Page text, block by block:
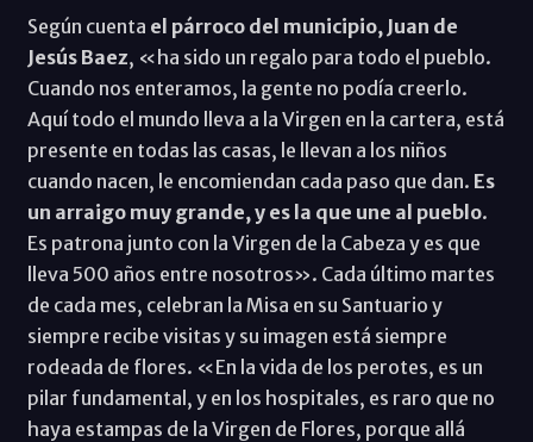
Según cuenta el párroco del municipio, Juan de
Jesús Baez, «ha sido un regalo para todo el pueblo.
Cuando nos enteramos, la gente no podía creerlo.
Aquí todo el mundo lleva a la Virgen en la cartera, está
presente en todas las casas, le llevan a los niños
cuando nacen, le encomiendan cada paso que dan. Es
un arraigo muy grande, y es la que une al pueblo.
Es patrona junto con la Virgen de la Cabeza y es que
lleva 500 años entre nosotros». Cada último martes
de cada mes, celebran la Misa en su Santuario y
siempre recibe visitas y su imagen está siempre
rodeada de flores. «En la vida de los perotes, es un
pilar fundamental, y en los hospitales, es raro que no
haya estampas de la Virgen de Flores, porque allá